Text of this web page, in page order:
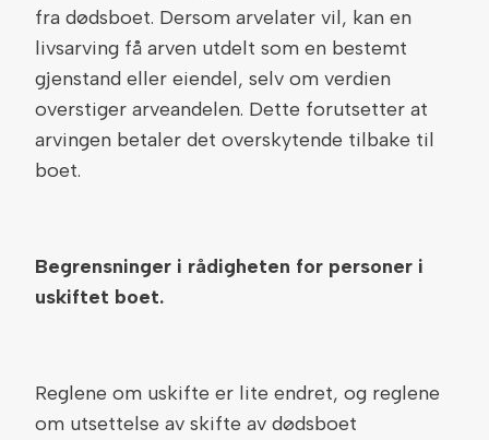
fra dødsboet. Dersom arvelater vil, kan en
livsarving få arven utdelt som en bestemt
gjenstand eller eiendel, selv om verdien
overstiger arveandelen. Dette forutsetter at
arvingen betaler det overskytende tilbake til
boet.
Begrensninger i rådigheten for personer i
uskiftet boet.
Reglene om uskifte er lite endret, og reglene
om utsettelse av skifte av dødsboet